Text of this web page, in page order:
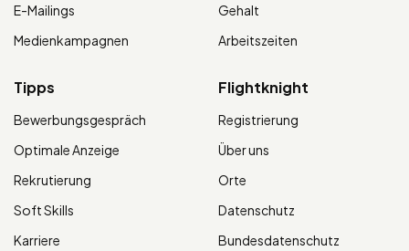
E-Mailings
Medienkampagnen
Gehalt
Arbeitszeiten
Tipps
Bewerbungsgespräch
Optimale Anzeige
Rekrutierung
Soft Skills
Karriere
Flightknight
Registrierung
Über uns
Orte
Datenschutz
Bundesdatenschutz